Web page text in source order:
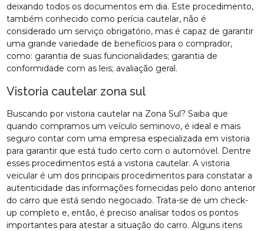
deixando todos os documentos em dia. Este procedimento,
também conhecido como perícia cautelar, não é
considerado um serviço obrigatório, mas é capaz de garantir
uma grande variedade de benefícios para o comprador,
como: garantia de suas funcionalidades; garantia de
conformidade com as leis; avaliação geral.
Vistoria cautelar zona sul
Buscando por vistoria cautelar na Zona Sul? Saiba que
quando compramos um veículo seminovo, é ideal e mais
seguro contar com uma empresa especializada em vistoria
para garantir que está tudo certo com o automóvel. Dentre
esses procedimentos está a vistoria cautelar. A vistoria
veicular é um dos principais procedimentos para constatar a
autenticidade das informações fornecidas pelo dono anterior
do carro que está sendo negociado. Trata-se de um check-
up completo e, então, é preciso analisar todos os pontos
importantes para atestar a situação do carro. Alguns itens